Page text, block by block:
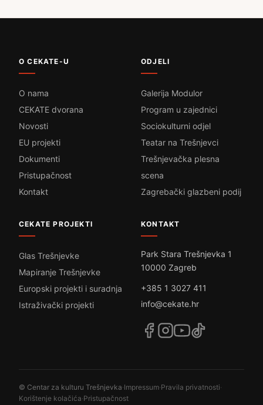
O CEKATE-U
O nama
CEKATE dvorana
Novosti
EU projekti
Dokumenti
Pristupačnost
Kontakt
ODJELI
Galerija Modulor
Program u zajednici
Sociokulturni odjel
Teatar na Trešnjevci
Trešnjevačka plesna
scena
Zagrebački glazbeni podij
CEKATE PROJEKTI
Glas Trešnjevke
Mapiranje Trešnjevke
Europski projekti i suradnja
Istraživački projekti
KONTAKT
Park Stara Trešnjevka 1
10000 Zagreb
+385 1 3027 411
info@cekate.hr
© Centar za kulturu Trešnjevka·Impressum·Pravila privatnosti·
Korištenje kolačića·Pristupačnost